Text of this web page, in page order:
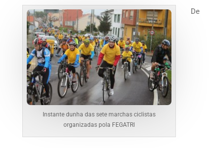
Instante dunha das sete marchas ciclistas
organizadas pola FEGATRI
De